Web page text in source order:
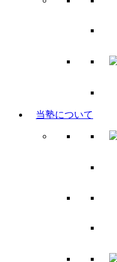
当塾について